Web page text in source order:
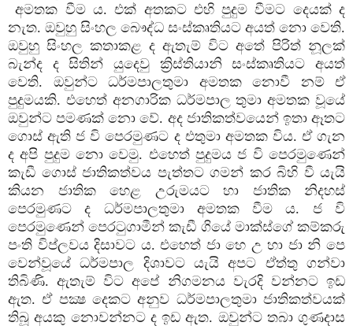
අමතක වීම ය. එක් අතකට එහි පුදුම වීමට දෙයක් ද
නැත. ඔවුහු සිංහල බෞද්ධ සංස්කෘතියට අයත් නො වෙති.
ඔවුහු සිංහල කතාකළ ද ඇතැම් විට අතේ පිරිත් නූලක්
බැන්ද ද සිතින් යුදෙවු ක්‍රිස්තියානි සංස්කෘතියට අයත්
වෙති. ඔවුන්ට ධර්මපාලතුමා අමතක නොවී නම් ඒ
පුදුමයකි. එහෙත් අනගාරික ධර්මපාල තුමා අමතක වූයේ
ඔවුන්ට පමණක් නො වේ. අද ජාතිකත්වයෙන් ඉතා ඈතට
ගොස් ඇති ජ වි පෙරමුණට ද එතුමා අමතක විය. ඒ ගැන
ද අපි පුදුම නො වෙමු. එහෙත් පුදුමය ජ වි පෙරමුණෙන්
කැඩී ගොස් ජාතිකත්වය පැත්තට ගමන් කර බිහි වී යැයි
කියන ජාතික හෙළ උරුමයට හා ජාතික නිදහස්
පෙරමුණට ද ධර්මපාලතුමා අමතක වීම ය. ජ වි
පෙරමුණෙන් පෙරටුගාමීන් කැඩී ගියේ මාක්ස්ගේ කම්කරු
පංති විප්ලවය දිසාවට ය. එහෙත් ජා හෙ උ හා ජා නි පෙ
වෙන්වූයේ ධර්මපාල දිශාවට යැයි අපට ඒත්තු ගන්වා
තිබිණි. ඇතැම් විට අපේ නිගමනය වැරදි වන්නට ඉඩ
ඇත. ඒ පක්‍ෂ දෙකට අනුව ධර්මපාලතුමා ජාතිකත්වයක්
තිබූ අයකු නොවන්නට ද ඉඩ ඇත. ඔවුන්ට තබා ගුණදාස